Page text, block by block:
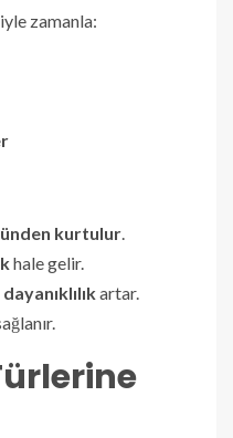
zamanla:
kurtulur
hale gelir.
artar.